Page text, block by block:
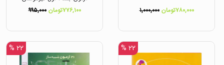
۷۸۰,۰۰۰تومان ۱,۰۰۰,۰۰۰
انتشارات پویش۷۷۶,۱۰۰تومان ۹۹۵,۰۰۰
۲۲ % ۲۲ %